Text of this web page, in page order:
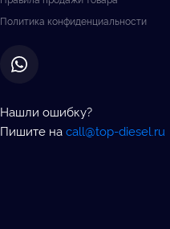
Политика конфиденциальности
Нашли ошибку?
Пишите наcall@top-diesel.ru